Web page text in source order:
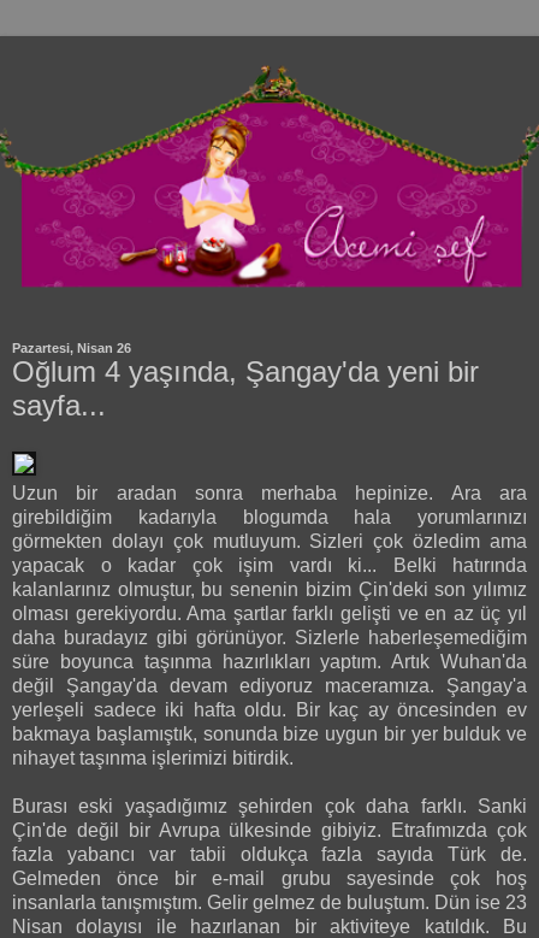
Pazartesi, Nisan 26
Oğlum 4 yaşında, Şangay'da yeni bir
sayfa...
Uzun bir aradan sonra merhaba hepinize. Ara ara
girebildiğim kadarıyla blogumda hala yorumlarınızı
görmekten dolayı çok mutluyum. Sizleri çok özledim ama
yapacak o kadar çok işim vardı ki... Belki hatırında
kalanlarınız olmuştur, bu senenin bizim Çin'deki son yılımız
olması gerekiyordu. Ama şartlar farklı gelişti ve en az üç yıl
daha buradayız gibi görünüyor. Sizlerle haberleşemediğim
süre boyunca taşınma hazırlıkları yaptım. Artık Wuhan'da
değil Şangay'da devam ediyoruz maceramıza. Şangay'a
yerleşeli sadece iki hafta oldu. Bir kaç ay öncesinden ev
bakmaya başlamıştık, sonunda bize uygun bir yer bulduk ve
nihayet taşınma işlerimizi bitirdik.
Burası eski yaşadığımız şehirden çok daha farklı. Sanki
Çin'de değil bir Avrupa ülkesinde gibiyiz. Etrafımızda çok
fazla yabancı var tabii oldukça fazla sayıda Türk de.
Gelmeden önce bir e-mail grubu sayesinde çok hoş
insanlarla tanışmıştım. Gelir gelmez de buluştum. Dün ise 23
Nisan dolayısı ile hazırlanan bir aktiviteye katıldık. Bu